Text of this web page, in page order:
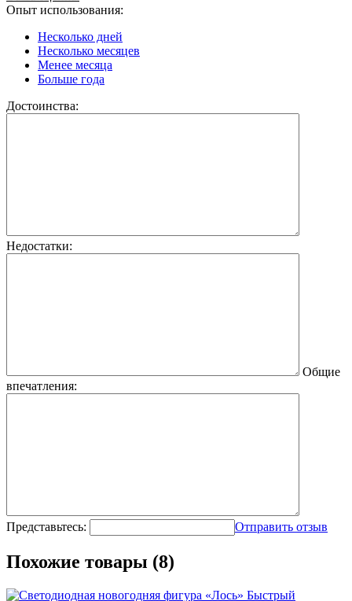
Опыт использования:
Несколько дней
Несколько месяцев
Менее месяца
Больше года
Достоинства:
Недостатки:
Общие
впечатления:
Представьтесь: Отправить отзыв
Похожие товары (8)
Быстрый